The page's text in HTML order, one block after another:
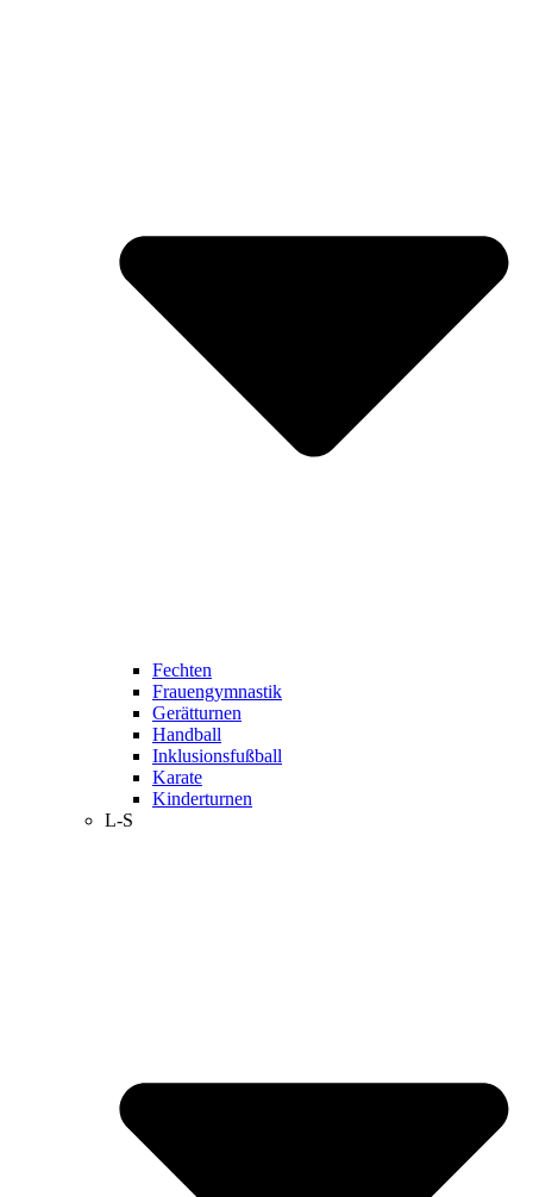
Fechten
Frauengymnastik
Gerätturnen
Handball
Inklusionsfußball
Karate
Kinderturnen
L-S